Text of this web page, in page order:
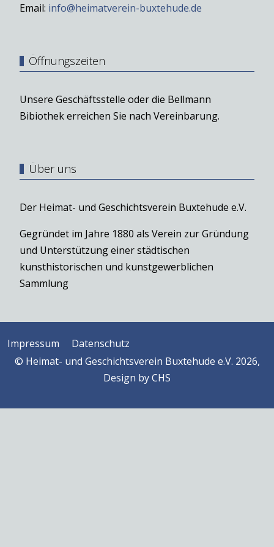
Email: info@heimatverein-buxtehude.de
Öffnungszeiten
Unsere Geschäftsstelle oder die Bellmann
Bibiothek erreichen Sie nach Vereinbarung.
Über uns
Der Heimat- und Geschichtsverein Buxtehude e.V.
Gegründet im Jahre 1880 als Verein zur Gründung
und Unterstützung einer städtischen
kunsthistorischen und kunstgewerblichen
Sammlung
Impressum
Datenschutz
© Heimat- und Geschichtsverein Buxtehude e.V. 2026,
Design byCHS